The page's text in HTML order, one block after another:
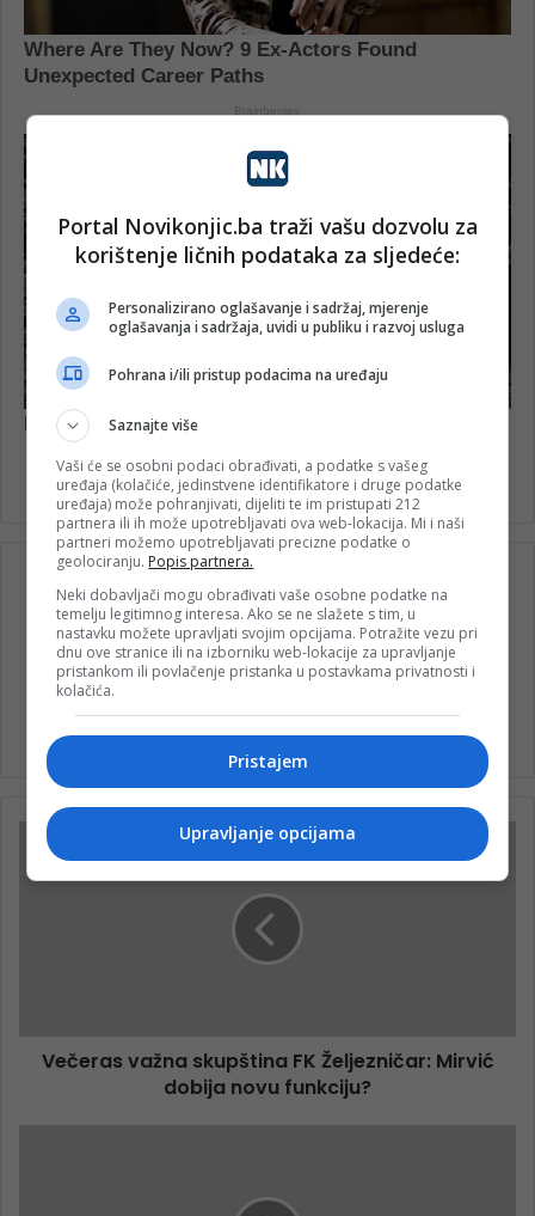
nk 1
Večeras važna skupština FK Željezničar: Mirvić
dobija novu funkciju?
Portal Novikonjic.ba traži vašu dozvolu za
korištenje ličnih podataka za sljedeće:
Personalizirano oglašavanje i sadržaj, mjerenje
oglašavanja i sadržaja, uvidi u publiku i razvoj usluga
Pohrana i/ili pristup podacima na uređaju
Saznajte više
Vaši će se osobni podaci obrađivati, a podatke s vašeg
uređaja (kolačiće, jedinstvene identifikatore i druge podatke
uređaja) može pohranjivati, dijeliti te im pristupati 212
partnera ili ih može upotrebljavati ova web-lokacija. Mi i naši
partneri možemo upotrebljavati precizne podatke o
geolociranju. Popis partnera.
Neki dobavljači mogu obrađivati vaše osobne podatke na
temelju legitimnog interesa. Ako se ne slažete s tim, u
nastavku možete upravljati svojim opcijama. Potražite vezu pri
dnu ove stranice ili na izborniku web-lokacije za upravljanje
pristankom ili povlačenje pristanka u postavkama privatnosti i
kolačića.
Pristajem
Upravljanje opcijama